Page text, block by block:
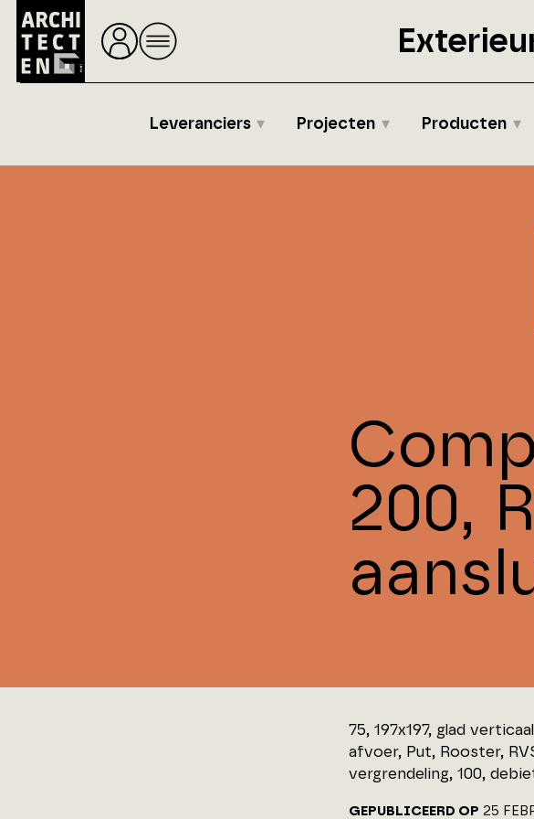
Leveranciers Projecten Producten
200,
75, 197x197, glad
afvoer, Put, Rooster,
vergrendeling, 100,
GEPUBLICEERD OP 25